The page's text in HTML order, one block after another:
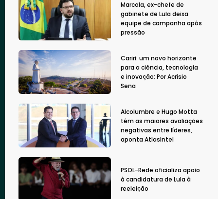
Marcola, ex-chefe de
gabinete de Lula deixa
equipe de campanha após
pressão
Cariri: um novo horizonte
para a ciência, tecnologia
e inovação; Por Acrísio
Sena
Alcolumbre e Hugo Motta
têm as maiores avaliações
negativas entre líderes,
aponta AtlasIntel
PSOL-Rede oficializa apoio
à candidatura de Lula à
reeleição